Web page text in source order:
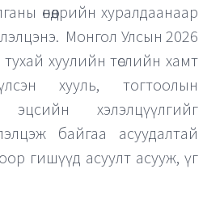
өнөөдрийн хуралдаанаар
Монгол Улсын 2026
хуулийн төслийн хамт
хууль, тогтоолын
эцсийн хэлэлцүүлгийг
байгаа асуудалтай
гишүүд асуулт асууж, үг